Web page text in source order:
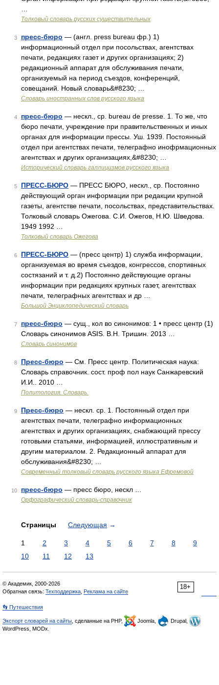
Толковый словарь русских существительных
3 пресс-бюро — (англ. press bureau фр.) 1)
информационный отдел при посольствах, агентствах
печати, редакциях газет и других организациях; 2)
редакционный аппарат для обслуживания печати,
организуемый на период съездов, конференций,
совещаний. Новый словарь&#8230; …
Словарь иностранных слов русского языка
4 пресс-бюро — нескл., ср. bureau de presse. 1. То же, что
бюро печати, учреждение при правительственных и иных
органах для информации прессы. Уш. 1939. Постоянный
отдел при агентствах печати, телеграфно инофрмационных
агентствах и других организациях,&#8230; …
Исторический словарь галлицизмов русского языка
5 ПРЕСС-БЮРО — ПРЕСС БЮРО, нескл., ср. Постоянно
действующий орган информации при редакции крупной
газеты, агентстве печати, посольствах, представительствах.
Толковый словарь Ожегова. С.И. Ожегов, Н.Ю. Шведова.
1949 1992 …
Толковый словарь Ожегова
6 ПРЕСС-БЮРО — (пресс центр) 1) служба информации,
организуемая во время съездов, конгрессов, спортивных
состязаний и т. д.2) Постоянно действующие органы
информации при редакциях крупных газет, агентствах
печати, телеграфных агентствах и др …
Большой Энциклопедический словарь
7 пресс-бюро — сущ., кол во синонимов: 1 • пресс центр (1)
Словарь синонимов ASIS. В.Н. Тришин. 2013 …
Словарь синонимов
8 Пресс-бюро — См. Пресс центр. Политическая наука:
Словарь справочник. сост. проф пол наук Санжаревский
И.И.. 2010 …
Политология. Словарь.
9 Пресс-бюро — нескл. ср. 1. Постоянный отдел при
агентствах печати, телеграфно информационных
агентствах и других организациях, снабжающий прессу
готовыми статьями, информацией, иллюстративным и
другим материалом. 2. Редакционный аппарат для
обслуживания&#8230; …
Современный толковый словарь русского языка Ефремовой
10 пресс-бюро — пресс бюро, нескл …
Орфографический словарь-справочник
Страницы Следующая →
1 2 3 4 5 6 7 8
9
10
11 12 13
18+
© Академик, 2000-2026
Обратная связь: Техподдержка Реклама на сайте
👣 Путешествия
Экспорт словарей на сайты , сделанные на PHP, Joomla,
Drupal,
WordPress, MODx.